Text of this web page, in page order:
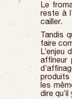
Le
reste à
cailler.
Tandis
faire
L’enjeu
affineur
produits
les
dire